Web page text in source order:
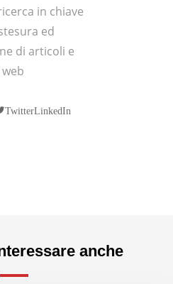
in chiave
ed
di articoli e
TwitterLinkedIn
anche